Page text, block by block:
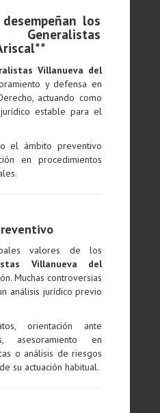
los
Villanueva del
y defensa en
actuando como
estable para el
el ámbito preventivo
en procedimientos
valores de los
Villanueva del
Muchas controversias
análisis jurídico previo
orientación ante
asesoramiento en
o análisis de riesgos
su actuación habitual.